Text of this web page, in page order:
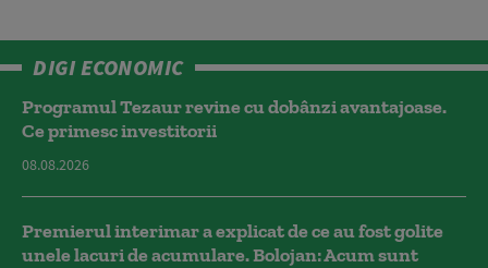
DIGI ECONOMIC
Programul Tezaur revine cu dobânzi avantajoase.
Ce primesc investitorii
08.08.2026
Premierul interimar a explicat de ce au fost golite
unele lacuri de acumulare. Bolojan: Acum sunt